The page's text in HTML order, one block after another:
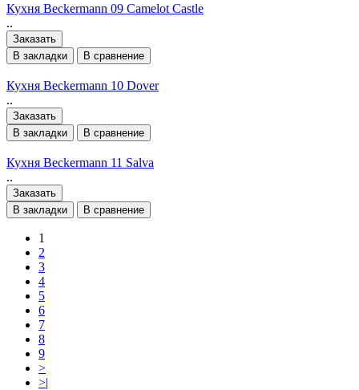
Кухня Beckermann 09 Camelot Castle
..
Заказать
В закладки
В сравнение
Кухня Beckermann 10 Dover
..
Заказать
В закладки
В сравнение
Кухня Beckermann 11 Salva
..
Заказать
В закладки
В сравнение
1
2
3
4
5
6
7
8
9
>
>|